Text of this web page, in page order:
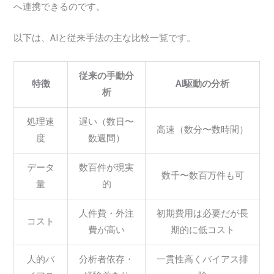
へ連携できるのです。
以下は、AIと従来手法の主な比較一覧です。
特徴
従来の手動分
析
AI駆動の分析
処理速
度
遅い（数日〜
数週間）
高速（数分〜数時間）
データ
量
数百件が現実
的
数千〜数百万件も可
コスト
人件費・外注
費が高い
初期費用は必要だが長
期的に低コスト
人的バ
分析者依存・
一貫性高くバイアス排